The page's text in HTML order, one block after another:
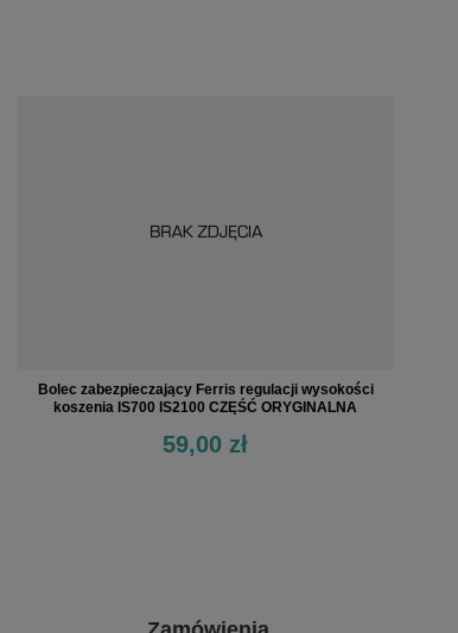
Bolec zabezpieczający Ferris regulacji wysokości
koszenia IS700 IS2100 CZĘŚĆ ORYGINALNA
59,00 zł